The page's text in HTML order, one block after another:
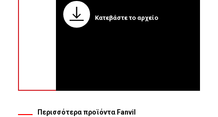
Κατεβάστε το αρχείο
Περισσότερα προϊόντα Fanvil